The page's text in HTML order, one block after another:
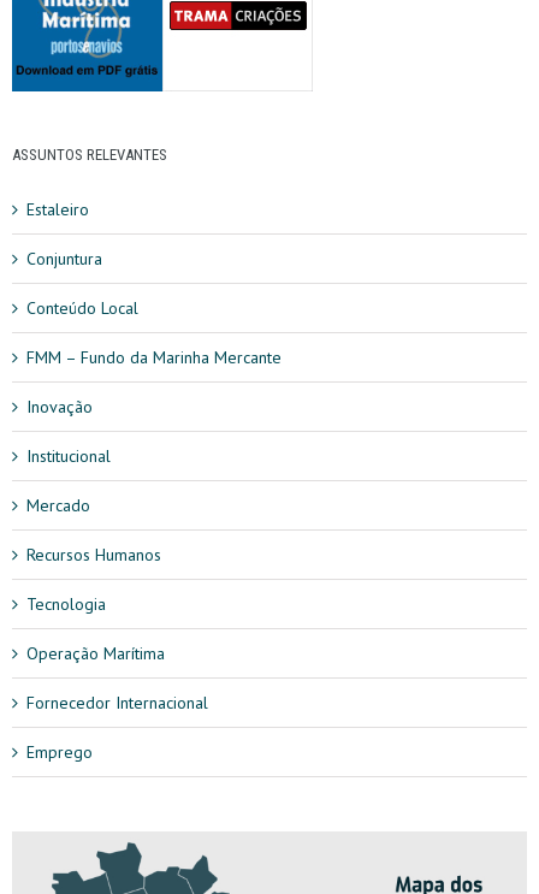
ASSUNTOS RELEVANTES
Estaleiro
Conjuntura
Conteúdo Local
FMM – Fundo da Marinha Mercante
Inovação
Institucional
Mercado
Recursos Humanos
Tecnologia
Operação Marítima
Fornecedor Internacional
Emprego